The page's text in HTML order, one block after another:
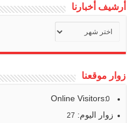
أرشيف أخبارنا
أرشيف
أخبارنا
زوار موقعنا
Online Visitors:
0
زوار اليوم: 27